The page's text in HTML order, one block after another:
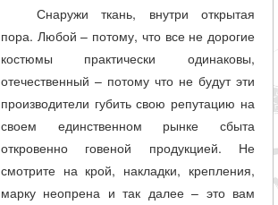
Снаружи ткань, внутри открытая
пора. Любой – потому, что все не дорогие
костюмы практически одинаковы,
отечественный – потому что не будут эти
производители губить свою репутацию на
своем единственном рынке сбыта
откровенно говеной продукцией. Не
смотрите на крой, накладки, крепления,
марку неопрена и так далее – это вам